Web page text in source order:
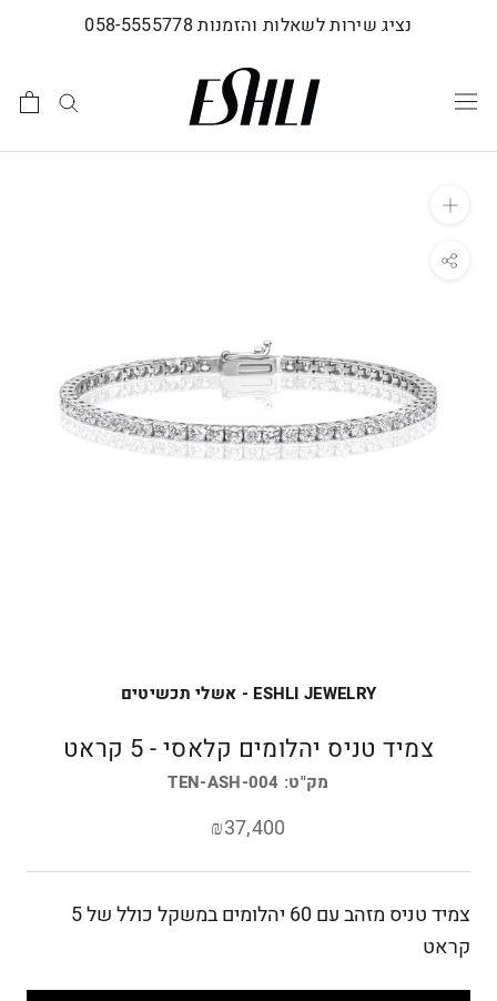
נציג שירות לשאלות והזמנות 058-5555778
ESHLI JEWELRY - אשלי תכשיטים
צמיד טניס יהלומים קלאסי - 5 קראט
מק"ט: TEN-ASH-004
₪37,400
צמיד טניס מזהב עם 60 יהלומים במשקל כולל של 5
קראט